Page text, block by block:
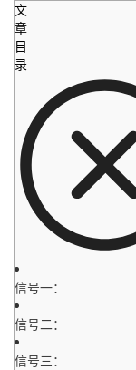
文
章
目
录
信号一：
信号二：
信号三：